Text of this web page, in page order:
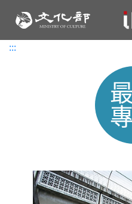
:::
:::